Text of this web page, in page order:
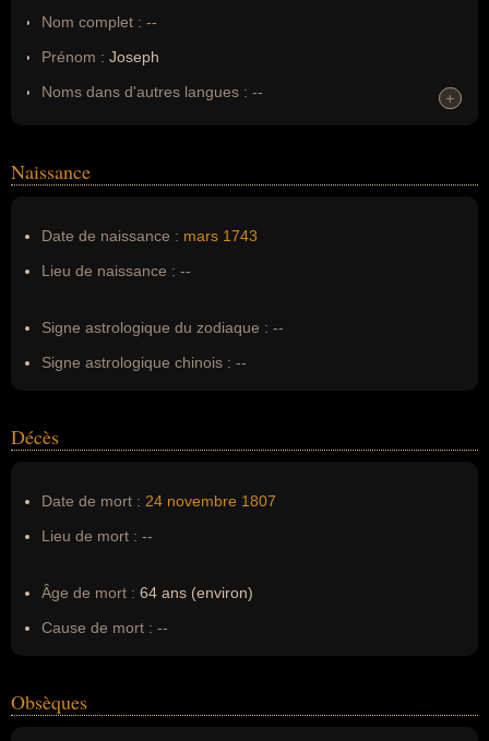
Nom complet : --
Prénom : Joseph
Noms dans d'autres langues : --
Nom de famille :Brant
+
+
Naissance
Date de naissance : mars 1743
Lieu de naissance : --
Signe astrologique du zodiaque : --
Signe astrologique chinois : --
Décès
Date de mort : 24 novembre 1807
Lieu de mort : --
Âge de mort : 64 ans (environ)
Cause de mort : --
Obsèques